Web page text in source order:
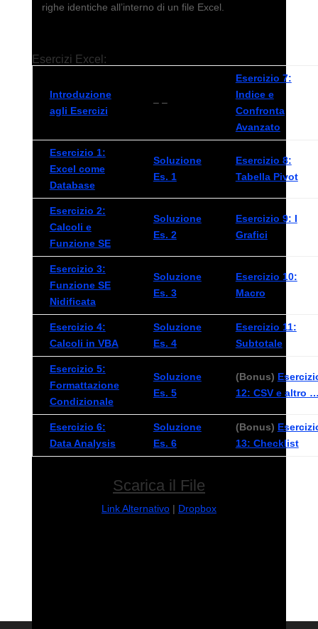
righe identiche all’interno di un file Excel.
Esercizi Excel:
Introduzione
agli Esercizi
– –
Esercizio 7:
Indice e
Confronta
Avanzato
Esercizio 1:
Excel come
Database
Soluzione
Es. 1
Esercizio 8:
Tabella Pivot
Esercizio 2:
Calcoli e
Funzione SE
Soluzione
Es. 2
Esercizio 9: I
Grafici
Esercizio 3:
Funzione SE
Nidificata
Soluzione
Es. 3
Esercizio 10:
Macro
Esercizio 4:
Calcoli in VBA
Soluzione
Es. 4
Esercizio 11:
Subtotale
Esercizio 5:
Formattazione
Condizionale
Soluzione
Es. 5
(Bonus)
12: CSV e altro
Esercizio 6:
Data Analysis
Soluzione
Es. 6
(Bonus)
13: Checklist
Scarica il File
Link Alternativo| Dropbox